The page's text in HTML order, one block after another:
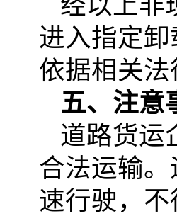
进入指定
依据相关
五、注意
道路货运
合法运输
速行驶，